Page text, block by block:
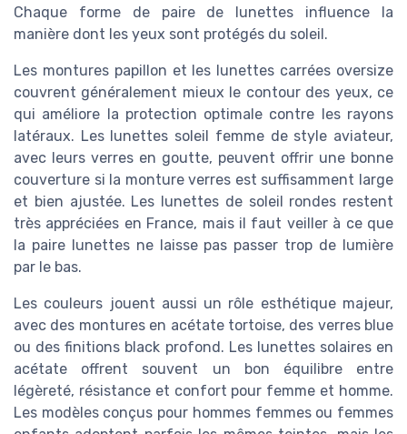
Chaque forme de paire de lunettes influence la
manière dont les yeux sont protégés du soleil.
Les montures papillon et les lunettes carrées oversize
couvrent généralement mieux le contour des yeux, ce
qui améliore la protection optimale contre les rayons
latéraux. Les lunettes soleil femme de style aviateur,
avec leurs verres en goutte, peuvent offrir une bonne
couverture si la monture verres est suffisamment large
et bien ajustée. Les lunettes de soleil rondes restent
très appréciées en France, mais il faut veiller à ce que
la paire lunettes ne laisse pas passer trop de lumière
par le bas.
Les couleurs jouent aussi un rôle esthétique majeur,
avec des montures en acétate tortoise, des verres blue
ou des finitions black profond. Les lunettes solaires en
acétate offrent souvent un bon équilibre entre
légèreté, résistance et confort pour femme et homme.
Les modèles conçus pour hommes femmes ou femmes